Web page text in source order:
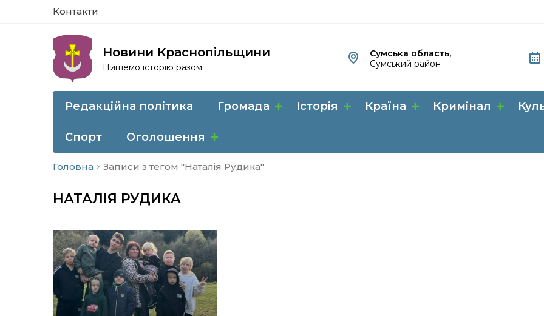
Контакти
Новини Краснопільщини
Пишемо історію разом.
Сумська область,
Сумський район
Редакційна політика Громада Історія Країна Кримінал
Спорт Оголошення
Головна Записи з тегом "Наталія Рудика"
НАТАЛІЯ РУДИКА